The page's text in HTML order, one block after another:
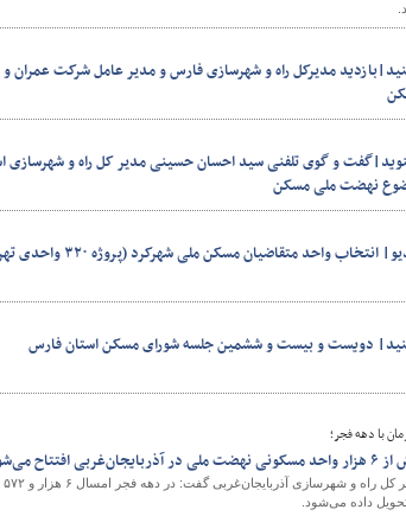
وزارت راه و
مدیرکل راه و شهرسازی فارس و مدیر عامل شرکت
و گوی تلفنی سید احسان حسینی مدیر کل راه و شهرسازی
نهضت ملی مسکن
انتخاب واحد متقاضیان مسکن ملی شهرکرد (پروژه ۳۲۰ واحدی تهران الاستیک)
دویست و بیست و ششمین جلسه شورای مسکن استان فارس
با دهه فجر؛
آذربایجان‌غربی افتتاح می‌شود
داده می‌شود.